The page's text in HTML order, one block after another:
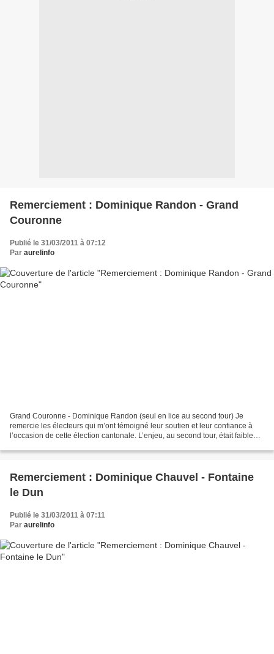
Remerciement : Dominique Randon - Grand
Couronne
Publié le 31/03/2011 à 07:12
Par aurelinfo
Grand Couronne - Dominique Randon (seul en lice au second tour) Je
remercie les électeurs qui m’ont témoigné leur soutien et leur confiance à
l’occasion de cette élection cantonale. L’enjeu, au second tour, était faible
Remerciement : Dominique Chauvel - Fontaine
le Dun
Publié le 31/03/2011 à 07:11
Par aurelinfo